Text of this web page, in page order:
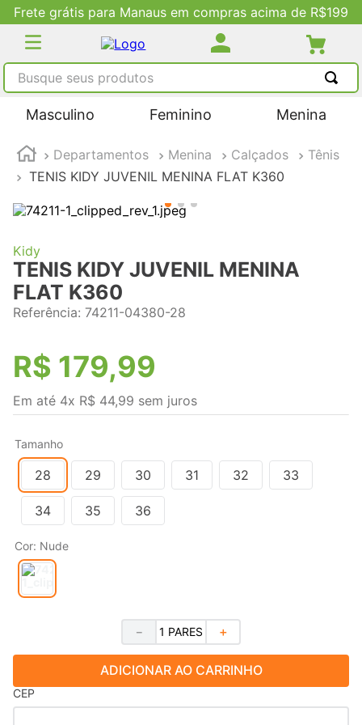
Frete grátis para Manaus em compras acima de R$199
Busque seus produtos
Masculino Feminino Menina
Departamentos Menina Calçados
Tênis
TENIS KIDY JUVENIL MENINA FLAT K360
Kidy
TENIS KIDY JUVENIL MENINA
FLAT K360
Referência: 74211-04380-28
R$ 179,99
Em até 4x R$ 44,99 sem juros
Tamanho
28 29 30 31 32 33
34 35 36
Cor: Nude
＋
－
ADICIONAR AO CARRINHO
CEP
TERMOS MAIS BUSCADOS
2
tenis feminino
4º
adidas
5º